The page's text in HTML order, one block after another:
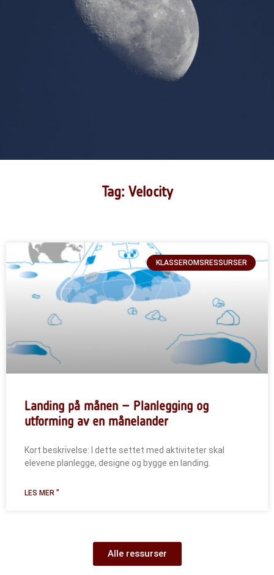
Tag: Velocity
KLASSEROMSRESSURSER
Landing på månen – Planlegging og
utforming av en månelander
Kort beskrivelse: I dette settet med aktiviteter skal
elevene planlegge, designe og bygge en landing.
LES MER "
Alle ressurser